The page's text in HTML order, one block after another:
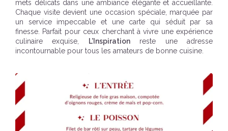
mets délicats dans une ambiance élégante et accueillante.
Chaque visite devient une occasion spéciale, marquée par
un service impeccable et une carte qui séduit par sa
finesse. Parfait pour ceux cherchant à vivre une expérience
culinaire exquise,
L’Inspirationreste une adresse
incontournable pour tous les amateurs de bonne cuisine.